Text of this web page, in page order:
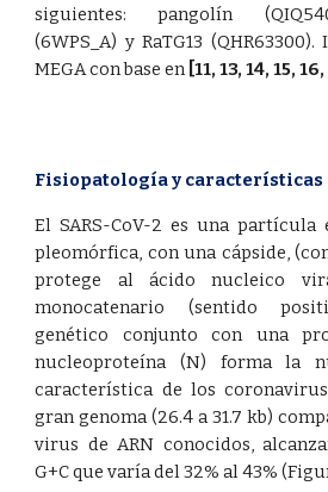
siguientes: pangolín
(6WPS_A) y RaTG13
MEGA con base en [11,13,14,15,16,
Fisiopatología y
El SARS-CoV-2 es una partícula
pleomórfica, con una cápside,
protege al ácido nucleico
monocatenario (sentido
genético conjunto con una
nucleoproteína (N) forma la
característica de los
gran genoma (26.4 a 31.7 kb)
virus de ARN conocidos,
G+C que varía del 32% al 43%